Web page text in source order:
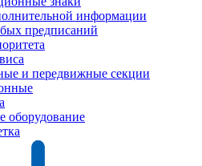
информации
предписаний
и передвижные секции
оборудование